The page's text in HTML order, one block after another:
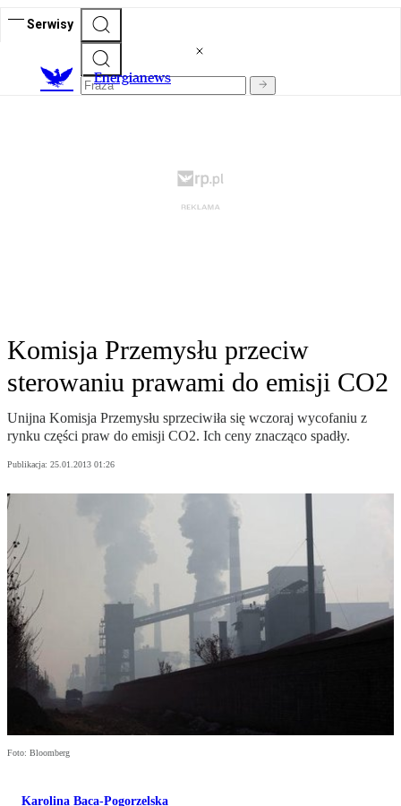
Serwisy
Energianews
Komisja Przemysłu przeciw
sterowaniu prawami do emisji CO2
Unijna Komisja Przemysłu sprzeciwiła się wczoraj wycofaniu z
rynku części praw do emisji CO2. Ich ceny znacząco spadły.
Publikacja: 25.01.2013 01:26
Foto: Bloomberg
Karolina Baca-Pogorzelska